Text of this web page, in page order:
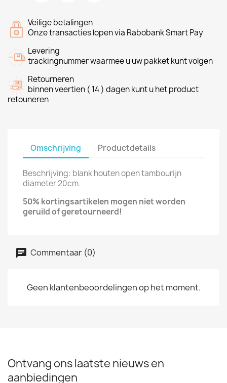
Veilige betalingen
Onze transacties lopen via Rabobank Smart Pay
Levering
trackingnummer waarmee u uw pakket kunt volgen
Retourneren
binnen veertien ( 14 ) dagen kunt u het product
retouneren
Omschrijving Productdetails
Beschrijving: blank houten open tambourijn
diameter 20cm.
50% kortingsartikelen mogen nietworden
geruild ofgeretourneerd!
Commentaar (0)
Geen klantenbeoordelingen op het moment.
Ontvang ons laatste nieuws en
aanbiedingen